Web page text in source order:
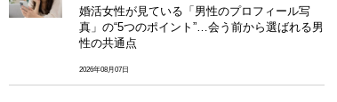
婚活女性が見ている「男性のプロフィール写
真」の“5つのポイント”…会う前から選ばれる男
性の共通点
2026年08月07日